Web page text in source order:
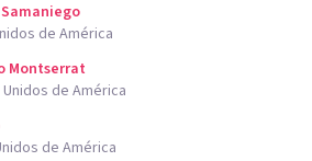
de América
Montserrat
de América
de América